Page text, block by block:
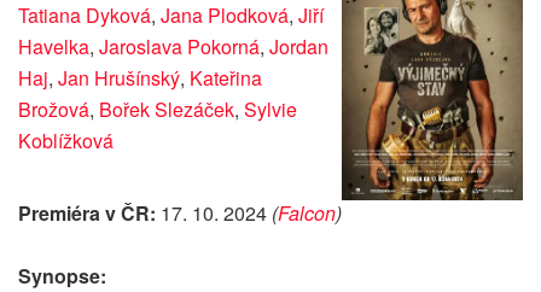
Tatiana Dyková, Jana Plodková, Jiří
Havelka, Jaroslava Pokorná, Jordan
Haj, Jan Hrušínský, Kateřina
Brožová, Bořek Slezáček, Sylvie
Koblížková
Premiéra v ČR: 17. 10. 2024 (Falcon)
Synopse: